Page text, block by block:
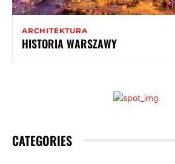
ARCHITEKTURA
HISTORIA WARSZAWY
CATEGORIES